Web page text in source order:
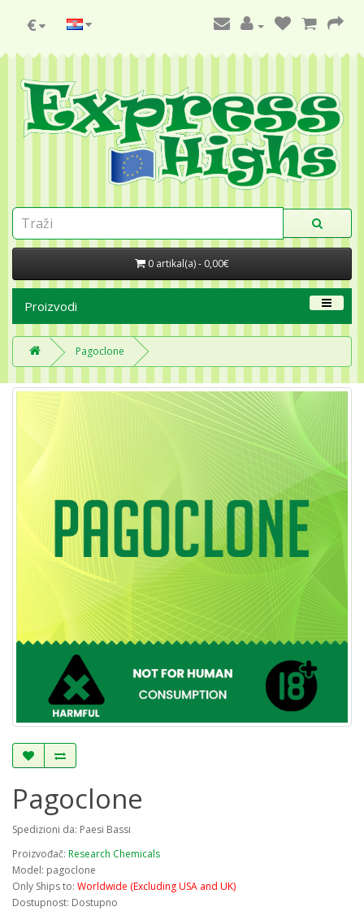
€
0 artikal(a) - 0,00€
Proizvodi
Pagoclone
Pagoclone
Spedizioni da: Paesi Bassi
Proizvođač: Research Chemicals
Model: pagoclone
Only Ships to: Worldwide (Excluding USA and UK)
Dostupnost: Dostupno